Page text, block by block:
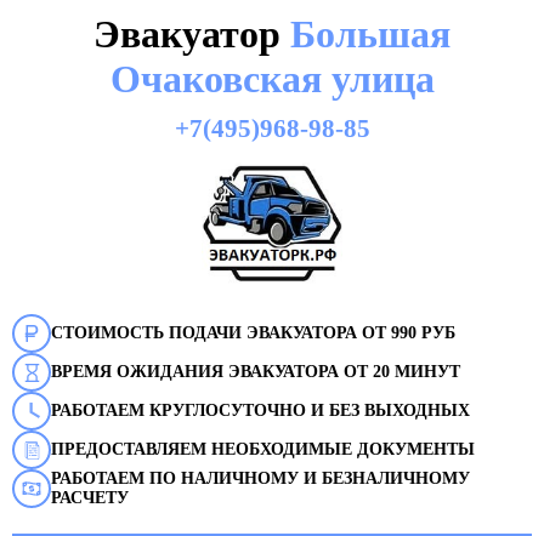
Эвакуатор Большая
Очаковская улица
+7(495)968-98-85
СТОИМОСТЬ ПОДАЧИ ЭВАКУАТОРА ОТ 990 РУБ
ВРЕМЯ ОЖИДАНИЯ ЭВАКУАТОРА ОТ 20 МИНУТ
РАБОТАЕМ КРУГЛОСУТОЧНО И БЕЗ ВЫХОДНЫХ
ПРЕДОСТАВЛЯЕМ НЕОБХОДИМЫЕ ДОКУМЕНТЫ
РАБОТАЕМ ПО НАЛИЧНОМУ И БЕЗНАЛИЧНОМУ
РАСЧЕТУ